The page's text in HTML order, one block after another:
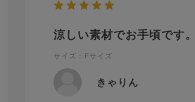
涼しい素材でお手頃です
サイズ：Fサイズ
きゃりん